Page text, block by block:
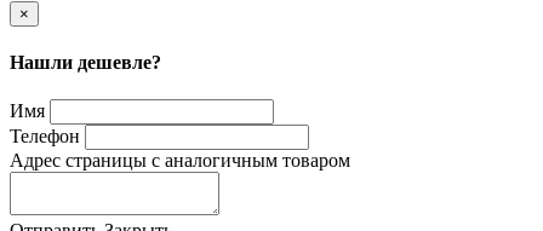
×
Нашли дешевле?
Имя
Телефон
Адрес страницы с аналогичным товаром